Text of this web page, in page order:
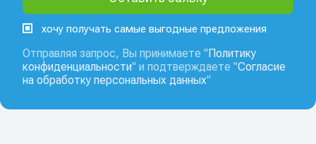
хочу получать самые выгодные предложения
Отправляя запрос, Вы принимаете " Политику
конфиденциальности" и подтверждаете "Согласие
на обработку персональных данных"